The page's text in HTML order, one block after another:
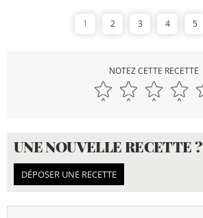
1 2 3 4 5
NOTEZ CETTE RECETTE
UNE NOUVELLE RECETTE ?
DÉPOSER UNE RECETTE